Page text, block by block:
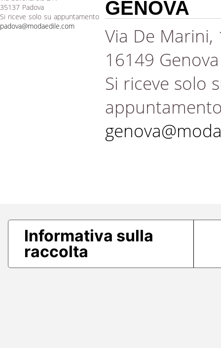
35137 Padova
Si riceve solo su appuntamento
padova@modaedile.com
GENOVA
Via De Marini,
16149 Genova
Si riceve solo
Informativa sulla
raccolta